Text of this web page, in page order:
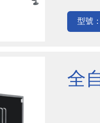
型號
全